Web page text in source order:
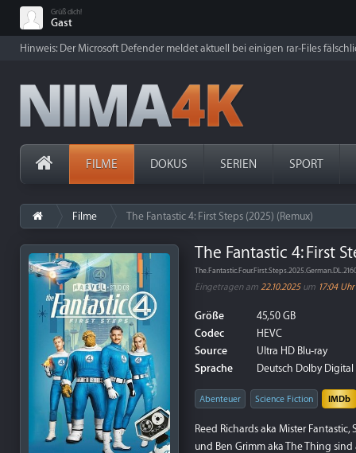
Grüß dich!
Gast
Hinweis: Der Microsoft Defender meldet aktuell bei einigen rar-Files
FILME DOKUS SERIEN SPORT
Filme The Fantastic 4: First Steps (2025) (Remux)
The Fantastic 4: First
Eingetragen am 22.10.2025um 17:04 Uhr
Größe
45,50 GB
Codec
HEVC
Source
Ultra HD Blu-ray
Sprache
Deutsch Dolby Digital
Abenteuer Science Fiction IMDb
Reed Richards aka Mister
und Ben Grimm aka The Thing